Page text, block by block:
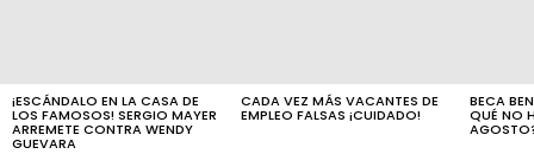
¡ESCÁNDALO EN LA CASA DE
LOS FAMOSOS! SERGIO MAYER
ARREMETE CONTRA WENDY
GUEVARA
CADA VEZ MÁS VACANTES DE
EMPLEO FALSAS ¡CUIDADO!
BECA
QUÉ NO